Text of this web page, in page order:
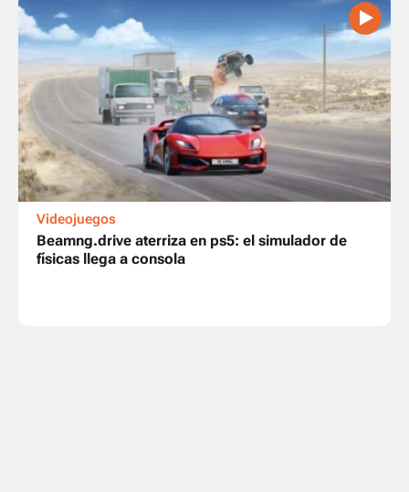
Videojuegos
Beamng.drive aterriza en ps5: el simulador de
físicas llega a consola